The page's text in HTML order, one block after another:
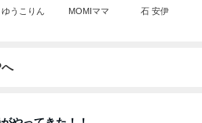
やってきた！！